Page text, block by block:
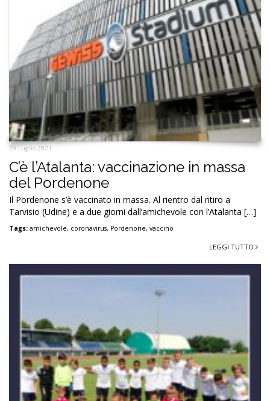
29 Luglio 2021
C’è l’Atalanta: vaccinazione in massa
del Pordenone
Il Pordenone s’è vaccinato in massa. Al rientro dal ritiro a
Tarvisio (Udine) e a due giorni dall’amichevole con l’Atalanta […]
Tags: amichevole, coronavirus, Pordenone, vaccino
LEGGI TUTTO